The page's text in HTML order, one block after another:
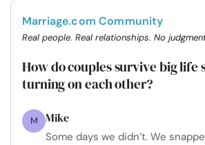
Marriage.com Community
Real people. Real relationships. No
How do couples survive big life
turning on each other?
M Mike
Some days we didn’t. We